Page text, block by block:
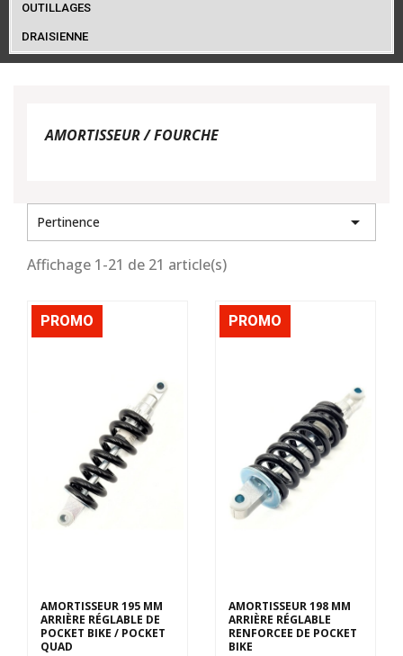
OUTILLAGES
DRAISIENNE
AMORTISSEUR / FOURCHE
Pertinence 
Affichage 1-21 de 21 article(s)
PROMO
AMORTISSEUR 195 MM
ARRIÈRE RÉGLABLE DE
POCKET BIKE / POCKET
QUAD
PROMO
AMORTISSEUR 198 MM
ARRIÈRE RÉGLABLE
RENFORCEE DE POCKET
BIKE